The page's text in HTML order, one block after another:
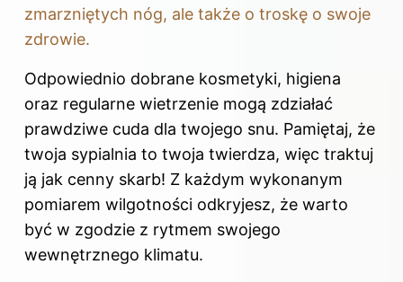
zmarzniętych nóg, ale także o troskę o swoje
zdrowie.
Odpowiednio dobrane kosmetyki, higiena
oraz regularne wietrzenie mogą zdziałać
prawdziwe cuda dla twojego snu. Pamiętaj, że
twoja sypialnia to twoja twierdza, więc traktuj
ją jak cenny skarb! Z każdym wykonanym
pomiarem wilgotności odkryjesz, że warto
być w zgodzie z rytmem swojego
wewnętrznego klimatu.